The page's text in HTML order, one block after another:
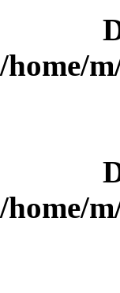
/home/
/home/